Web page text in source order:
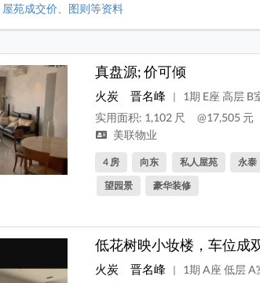
苑成交价、图则等资料
真盘源; 价可倾
火炭 晋名峰 |
1期 E座 高层 B
实用面积: 1,102 尺
@17,505 元
美联物业
4 房 向东 私人屋苑 永泰
望园景
豪华装修
低花树映小妆楼，车位成
火炭 晋名峰 |
1期 A座 低层 A